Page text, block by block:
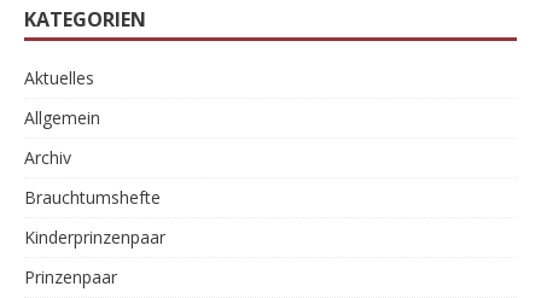
KATEGORIEN
Aktuelles
Allgemein
Archiv
Brauchtumshefte
Kinderprinzenpaar
Prinzenpaar